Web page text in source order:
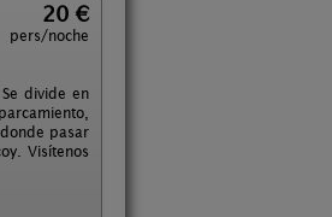
20 €
pers/noche
divide en
pasar
Visítenos